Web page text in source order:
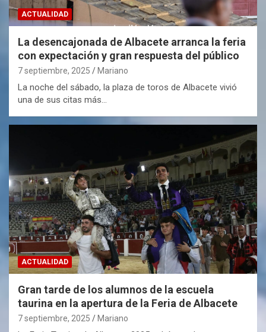
ACTUALIDAD
La desencajonada de Albacete arranca la feria
con expectación y gran respuesta del público
7 septiembre, 2025 Mariano
La noche del sábado, la plaza de toros de Albacete vivió
una de sus citas más…
ACTUALIDAD
Gran tarde de los alumnos de la escuela
taurina en la apertura de la Feria de Albacete
7 septiembre, 2025 Mariano